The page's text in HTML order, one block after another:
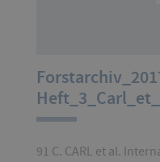
91 C. CARL et al.